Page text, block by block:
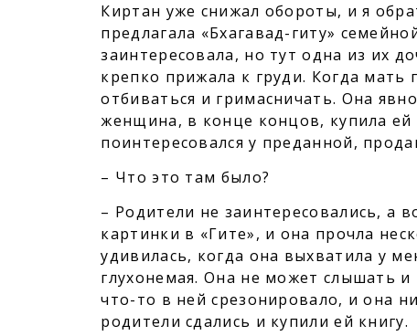
Киртан уже снижал обороты, и я
предлагала «Бхагавад-гиту»
заинтересовала, но тут одна из их
крепко прижала к груди. Когда мать
отбиваться и гримасничать. Она
женщина, в конце концов, купила ей
поинтересовался у преданной,
– Что это там было?
– Родители не заинтересовались, а
картинки в «Гите», и она прочла
удивилась, когда она выхватила у
глухонемая. Она не может слышать и
что-то в ней срезонировало, и она
родители сдались и купили ей книгу.